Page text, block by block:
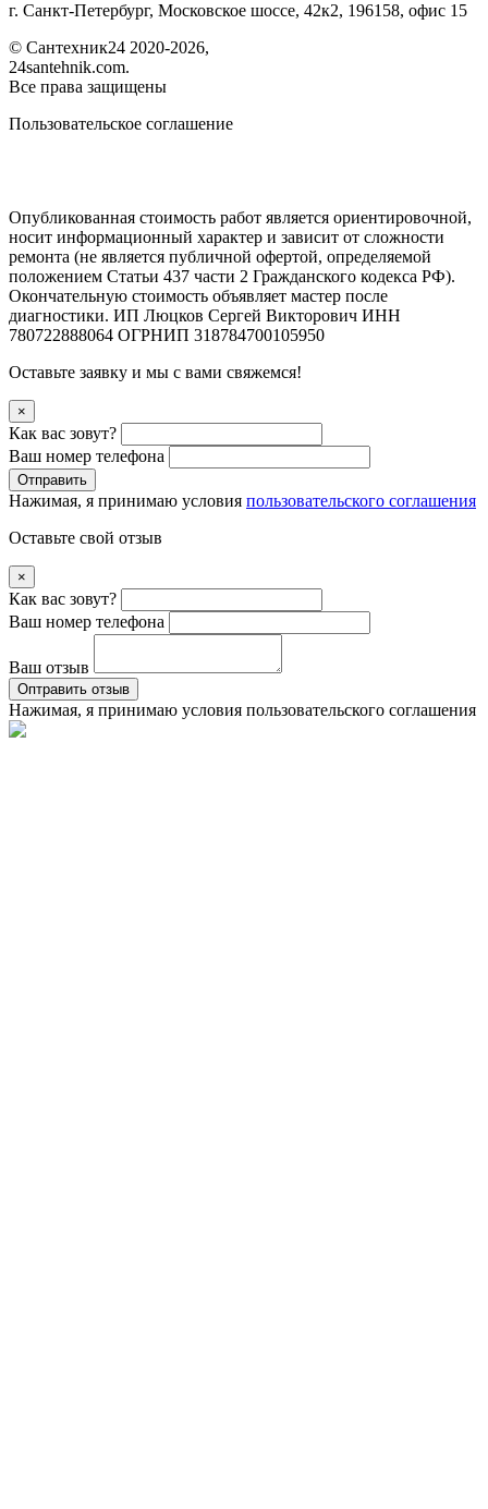
г. Санкт-Петербург, Московское шоссе, 42к2, 196158, офис 15
© Сантехник24 2020-2026,
24santehnik.com.
Все права защищены
Пользовательское соглашение
Опубликованная стоимость работ является ориентировочной,
носит информационный характер и зависит от сложности
ремонта (не является публичной офертой, определяемой
положением Статьи 437 части 2 Гражданского кодекса РФ).
Окончательную стоимость объявляет мастер после
диагностики. ИП Люцков Сергей Викторович ИНН
780722888064 ОГРНИП 318784700105950
Оставьте заявку и мы с вами свяжемся!
×
Как вас зовут?
Ваш номер телефона
Отправить
Нажимая, я принимаю условия пользовательского соглашения
Оставьте свой отзыв
×
Как вас зовут?
Ваш номер телефона
Ваш отзыв
Оптравить отзыв
Нажимая, я принимаю условия пользовательского соглашения